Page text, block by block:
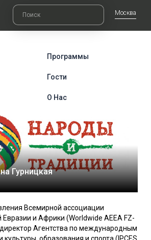
Москва
Программы
Гости
О Нас
Гурницкая
Всемирной ассоциации
и Африки (Worldwide AEEA FZ-
Агентства по международным